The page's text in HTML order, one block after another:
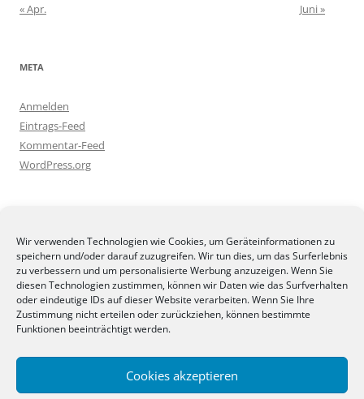
Wir verwenden Technologien wie Cookies, um Geräteinformationen zu
speichern und/oder darauf zuzugreifen. Wir tun dies, um das Surferlebnis
zu verbessern und um personalisierte Werbung anzuzeigen. Wenn Sie
diesen Technologien zustimmen, können wir Daten wie das Surfverhalten
oder eindeutige IDs auf dieser Website verarbeiten. Wenn Sie Ihre
Zustimmung nicht erteilen oder zurückziehen, können bestimmte
Funktionen beeinträchtigt werden.
Cookies akzeptieren
« Apr.
Juni »
META
Anmelden
Eintrags-Feed
Kommentar-Feed
WordPress.org
BLOGGERAMT